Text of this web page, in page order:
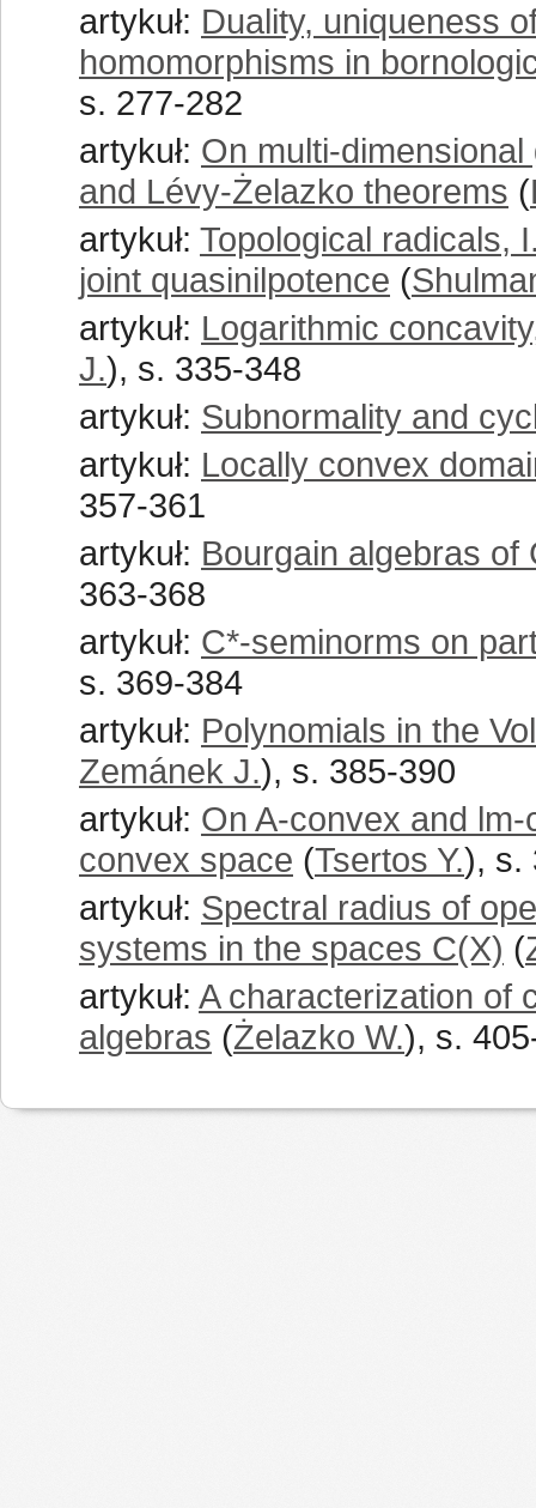
artykuł: Duality, uniqueness
homomorphisms in
s. 277-282
artykuł: On multi-
and Lévy-Żelazko theorems (
artykuł: Topological radicals,
joint quasinilpotence (
artykuł: Logarithmic
J.), s. 335-348
artykuł: Subnormality and
artykuł: Locally convex
357-361
artykuł: Bourgain algebras of
363-368
artykuł: C*-seminorms on
s. 369-384
artykuł: Polynomials in the
Zemánek J.), s. 385-390
artykuł: On A-convex and
convex space (Tsertos Y.), s.
artykuł: Spectral radius of
systems in the spaces C(X) (
artykuł: A characterization of
algebras (Żelazko W.), s.